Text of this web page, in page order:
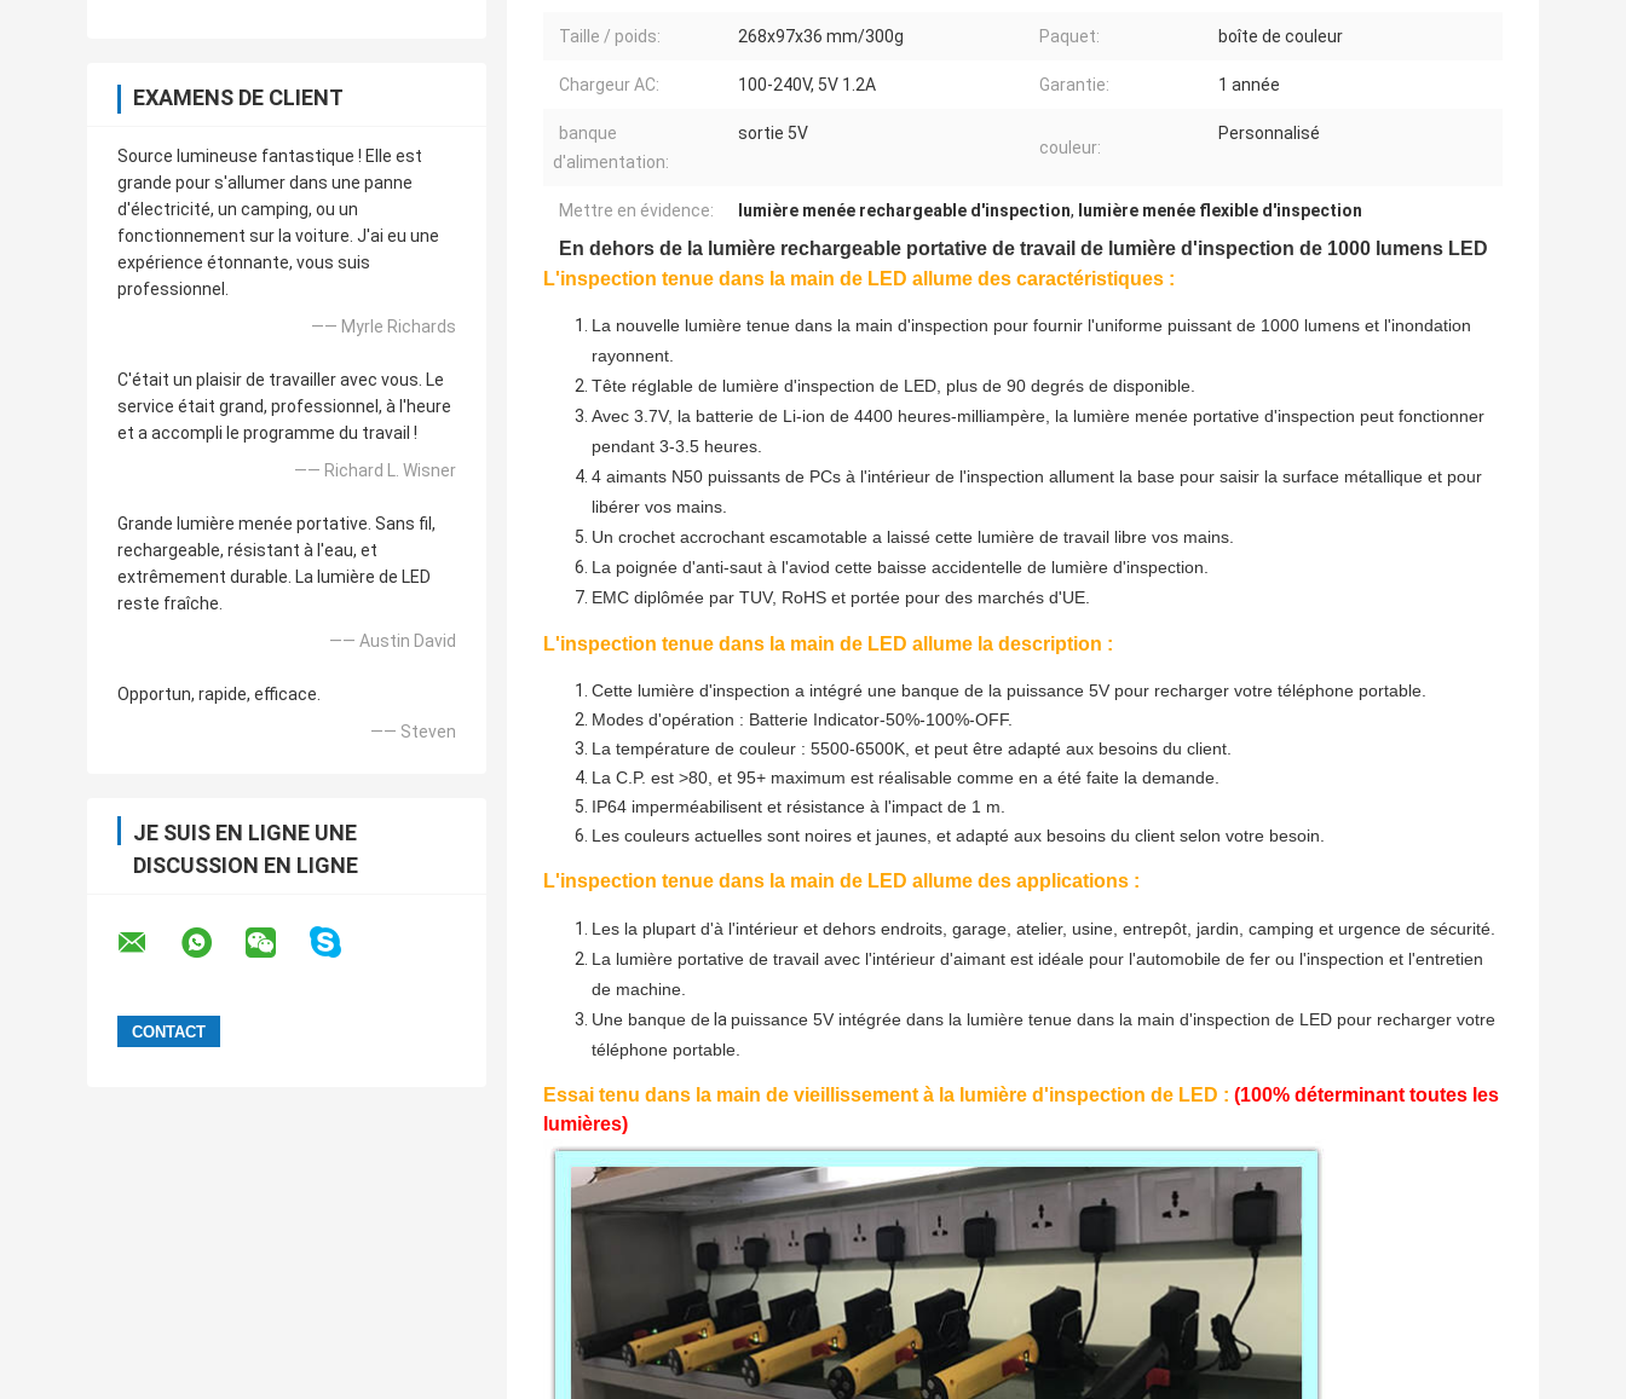
EXAMENS DE CLIENT
Source lumineuse fantastique ! Elle est
grande pour s'allumer dans une panne
d'électricité, un camping, ou un
fonctionnement sur la voiture. J'ai eu une
expérience étonnante, vous suis
professionnel.
—— Myrle Richards
C'était un plaisir de travailler avec vous. Le
service était grand, professionnel, à l'heure
et a accompli le programme du travail !
—— Richard L. Wisner
Grande lumière menée portative. Sans fil,
rechargeable, résistant à l'eau, et
extrêmement durable. La lumière de LED
reste fraîche.
—— Austin David
Opportun, rapide, efficace.
—— Steven
JE SUIS EN LIGNE UNE
DISCUSSION EN LIGNE
Taille / poids: 268x97x36 mm/300g Paquet: boîte de couleur
Chargeur AC: 100-240V, 5V 1.2A Garantie: 1 année
banque
d'alimentation:
sortie 5V
couleur:
Personnalisé
Mettre en évidence: lumière menée rechargeable d'inspection, lumière menée flexible d'inspection
En dehors de la lumière rechargeable portative de travail de lumière d'inspection de 1000 lumens LED
L'inspection tenue dans la main de LED allume des caractéristiques :
La nouvelle lumière tenue dans la main d'inspection pour fournir l'uniforme puissant de 1000 lumens et l'inondation
rayonnent.
Tête réglable de lumière d'inspection de LED, plus de 90 degrés de disponible.
Avec 3.7V, la batterie de Li-ion de 4400 heures-milliampère, la lumière menée portative d'inspection peut fonctionner
pendant 3-3.5 heures.
4 aimants N50 puissants de PCs à l'intérieur de l'inspection allument la base pour saisir la surface métallique et pour
libérer vos mains.
Un crochet accrochant escamotable a laissé cette lumière de travail libre vos mains.
La poignée d'anti-saut à l'aviod cette baisse accidentelle de lumière d'inspection.
EMC diplômée par TUV, RoHS et portée pour des marchés d'UE.
L'inspection tenue dans la main de LED allume la description :
Cette lumière d'inspection a intégré une banque de la puissance 5V pour recharger votre téléphone portable.
Modes d'opération : Batterie Indicator-50%-100%-OFF.
La température de couleur : 5500-6500K, et peut être adapté aux besoins du client.
La C.P. est >80, et 95+ maximum est réalisable comme en a été faite la demande.
IP64 imperméabilisent et résistance à l'impact de 1 m.
Les couleurs actuelles sont noires et jaunes, et adapté aux besoins du client selon votre besoin.
L'inspection tenue dans la main de LED allume des applications :
Les la plupart d'à l'intérieur et dehors endroits, garage, atelier, usine, entrepôt, jardin, camping et urgence de sécurité.
La lumière portative de travail avec l'intérieur d'aimant est idéale pour l'automobile de fer ou l'inspection et l'entretien
de machine.
Une banque de la puissance 5V intégrée dans la lumière tenue dans la main d'inspection de LED pour recharger votre
téléphone portable.
Essai tenu dans la main de vieillissement à la lumière d'inspection de LED : (100% déterminant toutes les
lumières)